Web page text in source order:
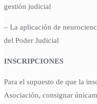
gestión judicial
– La aplicación de
del Poder Judicial
INSCRIPCIONES
Para el supuesto de que la
Asociación, consignar